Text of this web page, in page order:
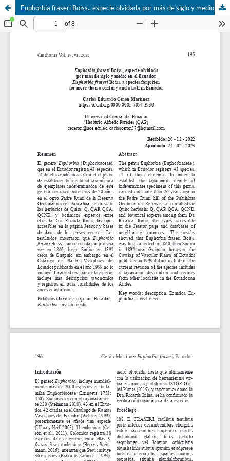
Euphorbia fraseri Boiss., especie olvidada por más de siglo y medio en el Ecuador